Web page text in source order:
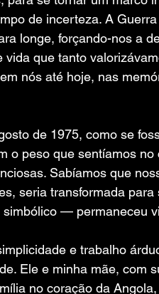
de incerteza. A
longe, forçando-nos a
que tanto
nós até hoje, nas
de 1975, como se
o peso que sentíamos no
Sabíamos que
seria transformada para
— permaneceu
e trabalho
Ele e minha mãe, com
no coração da